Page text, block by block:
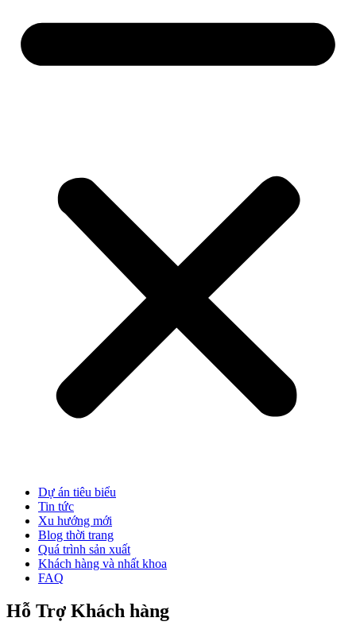
Dự án tiêu biểu
Tin tức
Xu hướng mới
Blog thời trang
Quá trình sản xuất
Khách hàng và nhất khoa
FAQ
Hỗ Trợ Khách hàng